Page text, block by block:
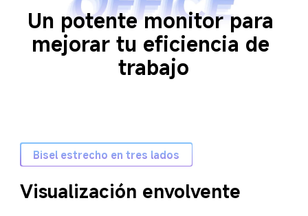
Un potente monitor para
mejorar tu eficiencia de
trabajo
Bisel estrecho en tres lados
Visualización envolvente